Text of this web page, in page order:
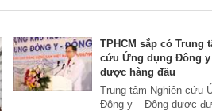
TPHCM sắp có Trung
cứu Ứng dụng Đông y
dược hàng đầu
Trung tâm Nghiên cứu
Đông y – Đông dược